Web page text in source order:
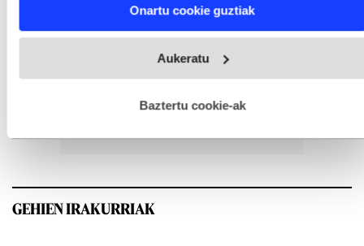
and set your preferences in thedetails section
fitxategiak erabiltzen ditu. Zure esperientzia eta zerbitzuak
esplizitua ematen diguzu.Gehiago irakurri
Onartu cookie guztiak
Aukeratu
Baztertu cookie-ak
GEHIEN IRAKURRIAK